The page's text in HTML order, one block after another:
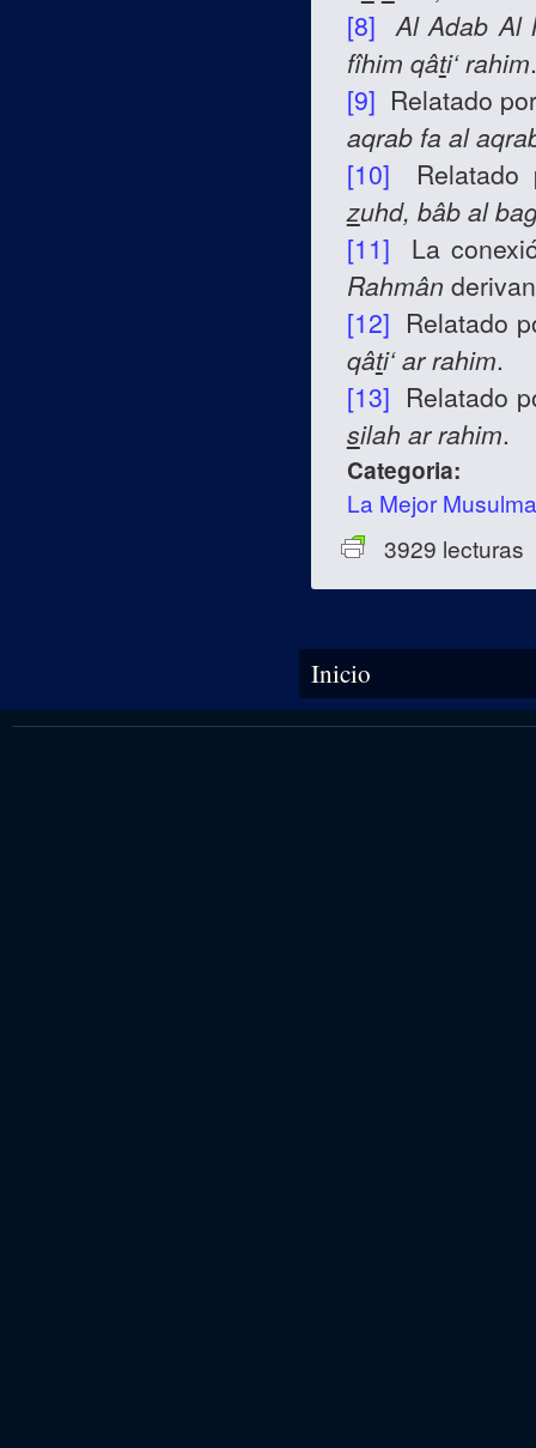
[8] Al Adab Al
fîhim qâti‘ rahim.
[9] Relatado
aqrab fa al
[10]
zuhd, bâb al
[11] La
Rahmân
[12] Relatado
qâti‘ ar rahim.
[13] Relatado
silah ar rahim.
Categoria:
La Mejor
3929 lecturas
Se encuentra usted aquí
Inicio